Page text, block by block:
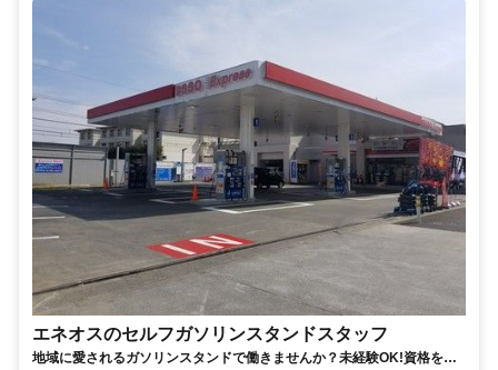
エネオスのセルフガソリンスタンドスタッフ
地域に愛されるガソリンスタンドで働きませんか？未経験OK!資格をお